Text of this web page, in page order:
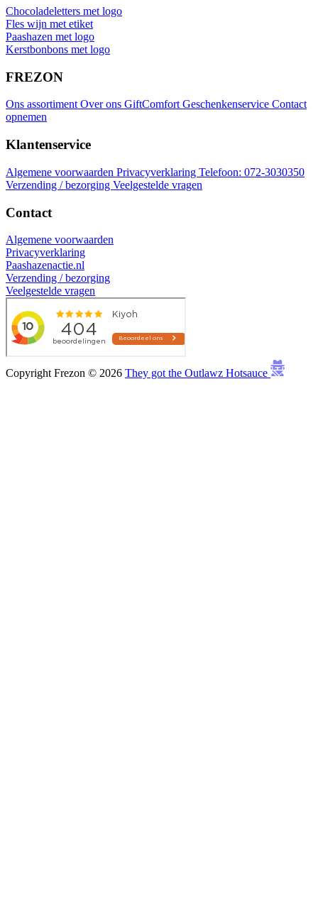
Chocoladeletters met logo
Fles wijn met etiket
Paashazen met logo
Kerstbonbons met logo
FREZON
Ons assortiment Over ons GiftComfort Geschenkenservice Contact
opnemen
Klantenservice
Algemene voorwaarden Privacyverklaring Telefoon: 072-3030350
Verzending / bezorging Veelgestelde vragen
Contact
Algemene voorwaarden
Privacyverklaring
Paashazenactie.nl
Verzending / bezorging
Veelgestelde vragen
Copyright Frezon © 2026 They got the Outlawz Hotsauce